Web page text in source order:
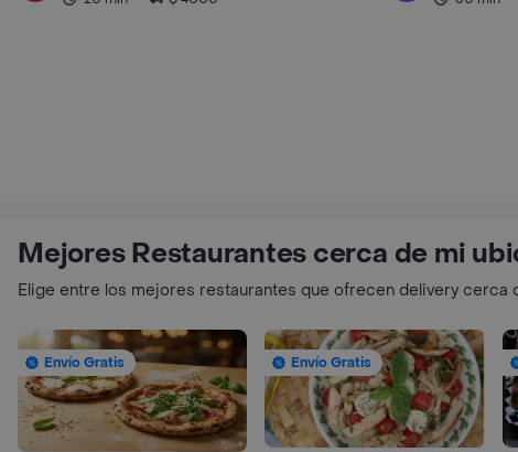
Mejores Restaurantes cerca de mi
Elige entre los mejores restaurantes que ofrecen delivery cerca
Envío Gratis Envío Gratis